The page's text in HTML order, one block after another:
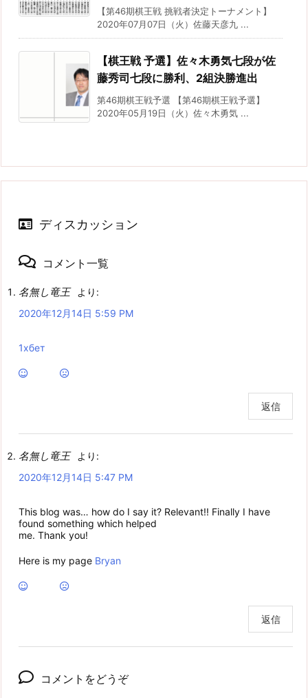
【第46期棋王戦 挑戦者決定トーナメント】
2020年07月07日（火）佐藤天彦九 ...
【棋王戦 予選】佐々木勇気七段が佐
藤秀司七段に勝利、2組決勝進出
第46期棋王戦予選 【第46期棋王戦予選】
2020年05月19日（火）佐々木勇気 ...
ディスカッション
コメント一覧
名無し竜王
より:
2020年12月14日 5:59 PM
1хбет
返信
名無し竜王
より:
2020年12月14日 5:47 PM
This blog was… how do I say it? Relevant!! Finally I have
found something which helped
me. Thank you!
Here is my page Bryan
返信
コメントをどうぞ